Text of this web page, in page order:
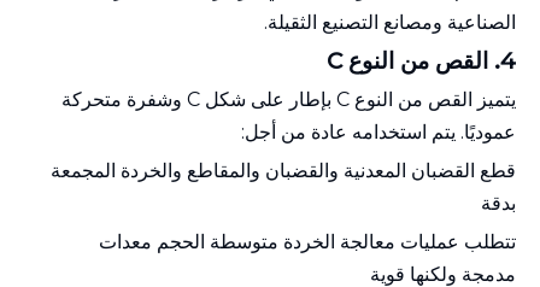
الصناعية ومصانع التصنيع الثقيلة.
4. القص من النوع C
يتميز القص من النوع C بإطار على شكل C وشفرة متحركة
عموديًا. يتم استخدامه عادة من أجل:
قطع القضبان المعدنية والقضبان والمقاطع والخردة المجمعة
بدقة
تتطلب عمليات معالجة الخردة متوسطة الحجم معدات
مدمجة ولكنها قوية